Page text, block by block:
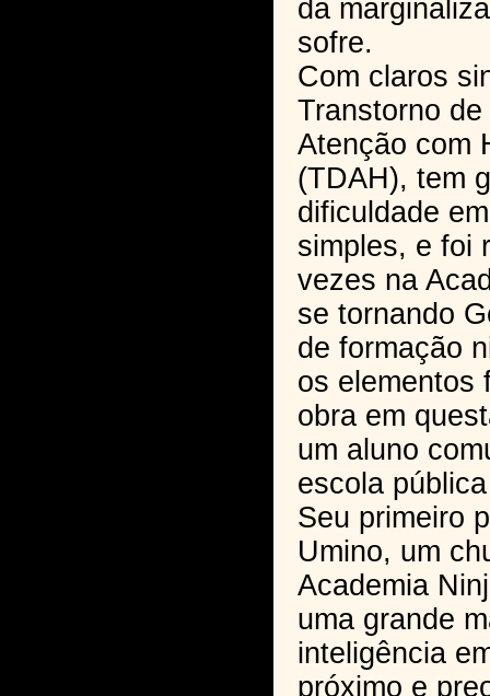
da
sofre.
Com claros
Transtorno
Atenção com
(TDAH), tem
dificuldade
simples, e foi
vezes na
se tornando
de formação
os elementos
obra em
um aluno
escola
Seu primeiro
Umino, um
Academia
uma grande
inteligência
próximo e